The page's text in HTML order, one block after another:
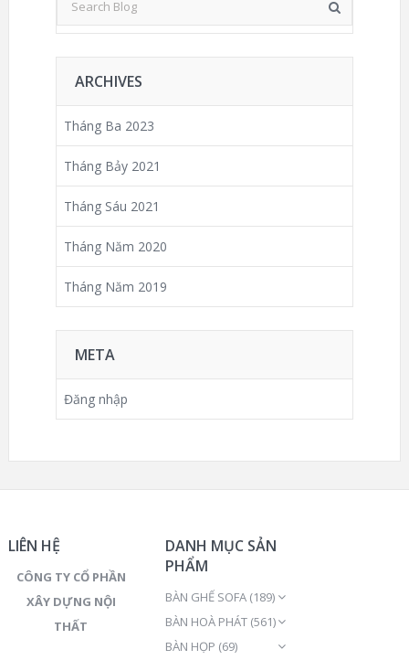
ARCHIVES
Tháng Ba 2023
Tháng Bảy 2021
Tháng Sáu 2021
Tháng Năm 2020
Tháng Năm 2019
META
Đăng nhập
LIÊN HỆ
CÔNG TY CỔ PHẦN
XÂY DỰNG NỘI
THẤT
DANH MỤC SẢN
PHẨM
BÀN GHẾ SOFA (189)
BÀN HOÀ PHÁT (561)
BÀN HỌP (69)